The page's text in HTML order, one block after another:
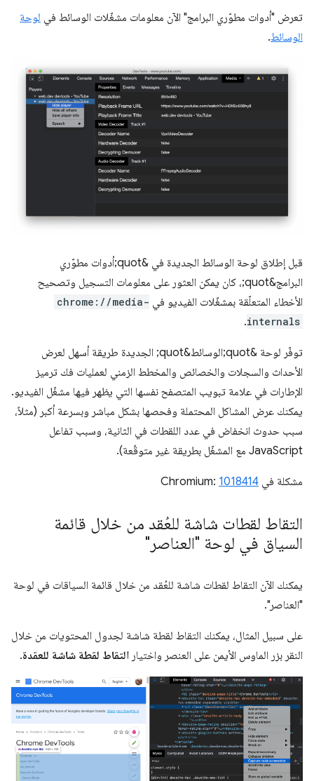
تعرض "أدوات مطوّري البرامج" الآن معلومات مشغّلات الوسائط في لوحة
الوسائط.
قبل إطلاق لوحة الوسائط الجديدة في &quot;أدوات مطوّري
البرامج&quot;، كان يمكن العثور على معلومات التسجيل وتصحيح
الأخطاء المتعلّقة بمشغّلات الفيديو في chrome://media-
internals
.
توفّر لوحة &quot;الوسائط&quot; الجديدة طريقة أسهل لعرض
الأحداث والسجلات والخصائص والمخطط الزمني لعمليات فك ترميز
الإطارات في علامة تبويب المتصفح نفسها التي يظهر فيها مشغّل الفيديو.
يمكنك عرض المشاكل المحتملة وفحصها بشكل مباشر وبسرعة أكبر (مثلاً،
سبب حدوث انخفاض في عدد اللقطات في الثانية، وسبب تفاعل
JavaScript مع المشغّل بطريقة غير متوقّعة).
مشكلة في Chromium: 1018414
التقاط لقطات شاشة للعُقد من خلال قائمة
السياق في لوحة "العناصر"
يمكنك الآن التقاط لقطات شاشة للعُقد من خلال قائمة السياقات في لوحة
"العناصر".
على سبيل المثال، يمكنك التقاط لقطة شاشة لجدول المحتويات من خلال
النقر بزر الماوس الأيمن على العنصر واختيار التقاط لقطة شاشة للعقدة.